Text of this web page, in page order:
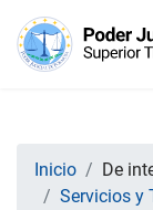
Inicio
De
Servicios y